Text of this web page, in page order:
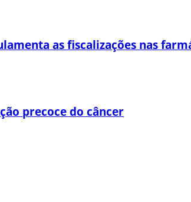
as fiscalizações nas
precoce do câncer